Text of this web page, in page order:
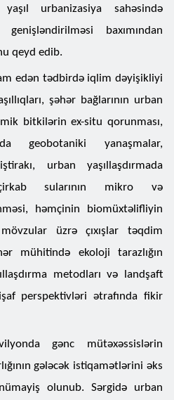
urbanizasiya sahəsində
genişləndirilməsi baxımından
qeyd edib.
edən tədbirdə iqlim dəyişikliyi
şəhər bağlarının urban
bitkilərin ex-situ qorunması,
geobotaniki yanaşmalar,
urban yaşıllaşdırmada
sularının mikro və
həmçinin biomüxtəlifliyin
üzrə çıxışlar təqdim
mühitində ekoloji tarazlığın
metodları və landşaft
perspektivləri ətrafında fikir
gənc mütəxəssislərin
gələcək istiqamətlərini əks
olunub. Sərgidə urban